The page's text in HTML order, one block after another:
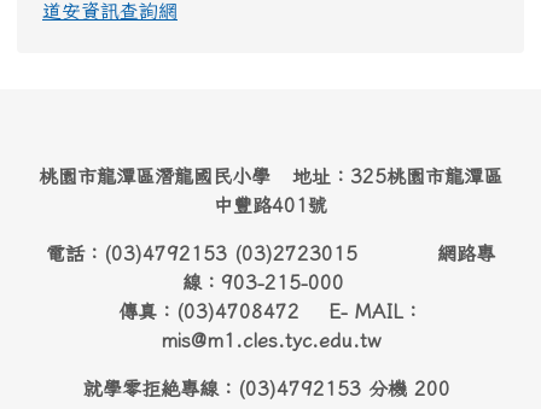
道安資訊查詢網
桃園市龍潭區潛龍國民小學 地址：325桃園市龍潭區
中豐路401號
電話：(03)4792153 (03)2723015 網路專
線：903-215-000
傳真：(03)4708472 E- MAIL：
mis@m1.cles.tyc.edu.tw
就學零拒絶專線：(03)4792153 分機 200